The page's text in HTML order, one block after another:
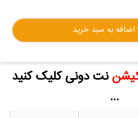
اضافه به سبد خرید
نت دونی کلیک کنید
...